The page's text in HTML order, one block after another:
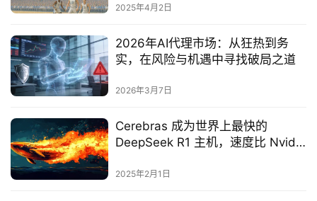
2025年4月2日
2026年AI代理市场：从狂热到务
实，在风险与机遇中寻找破局之道
2026年3月7日
Cerebras 成为世界上最快的
DeepSeek R1 主机，速度比 Nvidia
2025年2月1日